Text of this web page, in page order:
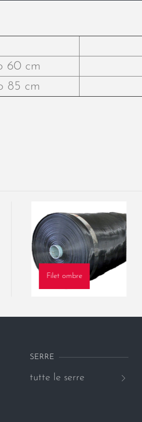
60 cm
85 cm
Filet ombre
SERRE
tutte le serre